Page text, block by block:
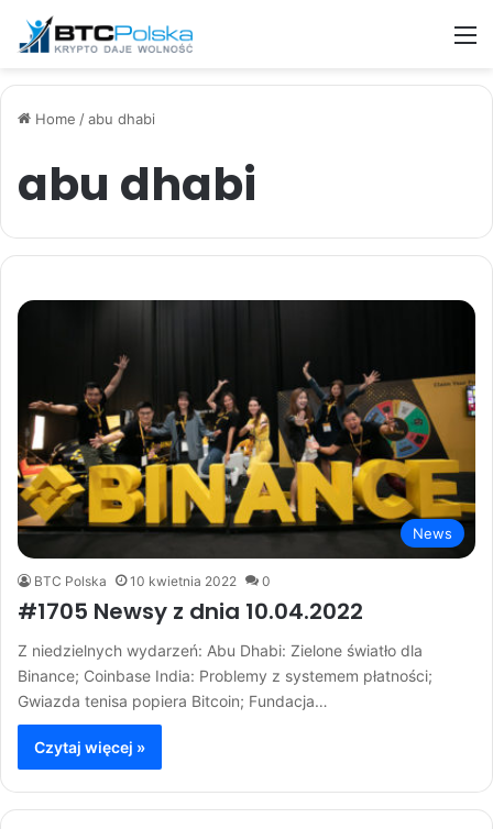
Home /abu dhabi
abu dhabi
News
BTC Polska 10 kwietnia 2022 0
#1705 Newsy z dnia 10.04.2022
Z niedzielnych wydarzeń: Abu Dhabi: Zielone światło dla
Binance; Coinbase India: Problemy z systemem płatności;
Gwiazda tenisa popiera Bitcoin; Fundacja…
Czytaj więcej »